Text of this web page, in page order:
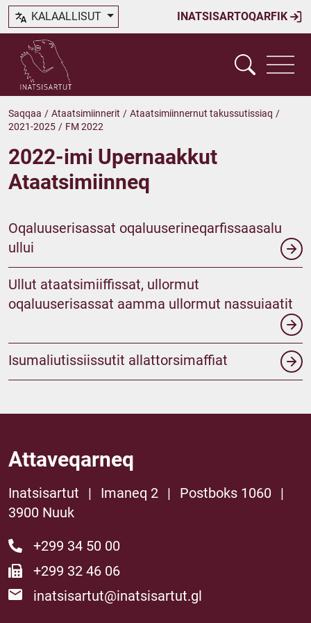
INATSISARTOQARFIK
KALAALLISUT
Saqqaa / Ataatsimiinnerit / Ataatsimiinnernut takussutissiaq /
2021-2025 / FM 2022
2022-imi Upernaakkut
Ataatsimiinneq
Oqaluuserisassat oqaluuserineqarfissaasalu
ullui
Ullut ataatsimiiffissat, ullormut
oqaluuserisassat aamma ullormut nassuiaatit
Isumaliutissiissutit allattorsimaffiat
Attaveqarneq
Inatsisartut | Imaneq 2 | Postboks 1060
|
3900 Nuuk
+299 34 50 00
+299 32 46 06
inatsisartut@inatsisartut.gl